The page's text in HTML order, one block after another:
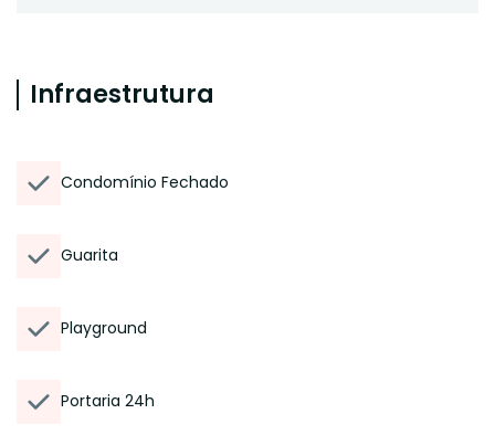
Infraestrutura
Condomínio Fechado
Guarita
Playground
Portaria 24h